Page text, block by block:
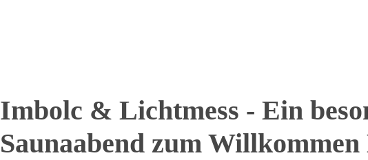
Imbolc & Lichtmess - Ein
Saunaabend zum Willkommen